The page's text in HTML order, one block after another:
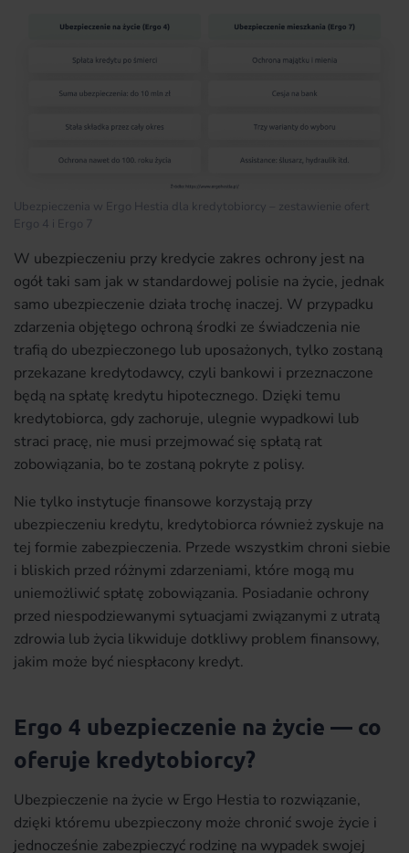
Ubezpieczenia w Ergo Hestia dla kredytobiorcy – zestawienie ofert
Ergo 4 i Ergo 7
W ubezpieczeniu przy kredycie zakres ochrony jest na
ogół taki sam jak w standardowej polisie na życie, jednak
samo ubezpieczenie działa trochę inaczej. W przypadku
zdarzenia objętego ochroną środki ze świadczenia nie
trafią do ubezpieczonego lub uposażonych, tylko zostaną
przekazane kredytodawcy, czyli bankowi i przeznaczone
będą na spłatę kredytu hipotecznego. Dzięki temu
kredytobiorca, gdy zachoruje, ulegnie wypadkowi lub
straci pracę, nie musi przejmować się spłatą rat
zobowiązania, bo te zostaną pokryte z polisy.
Nie tylko instytucje finansowe korzystają przy
ubezpieczeniu kredytu, kredytobiorca również zyskuje na
tej formie zabezpieczenia. Przede wszystkim chroni siebie
i bliskich przed różnymi zdarzeniami, które mogą mu
uniemożliwić spłatę zobowiązania. Posiadanie ochrony
przed niespodziewanymi sytuacjami związanymi z utratą
zdrowia lub życia likwiduje dotkliwy problem finansowy,
jakim może być niespłacony kredyt.
Ergo 4 ubezpieczenie na życie — co
oferuje kredytobiorcy?
Ubezpieczenie na życie w Ergo Hestia to rozwiązanie,
dzięki któremu ubezpieczony może chronić swoje życie i
jednocześnie zabezpieczyć rodzinę na wypadek swojej